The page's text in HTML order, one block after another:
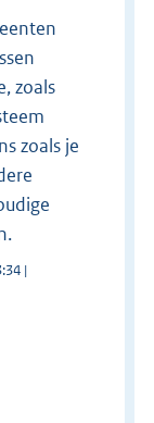
zoals
zoals je
|